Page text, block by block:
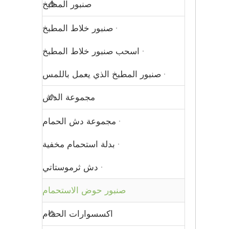
صنبور المطبخ
صنبور خلاط المطبخ
اسحب صنبور خلاط المطبخ
صنبور المطبخ الذي يعمل باللمس
مجموعة الدش
مجموعة دش الحمام
بدلة استحمام مخفية
دش ثرموستاتي
صنبور حوض الاستحمام
اكسسوارات الحمام